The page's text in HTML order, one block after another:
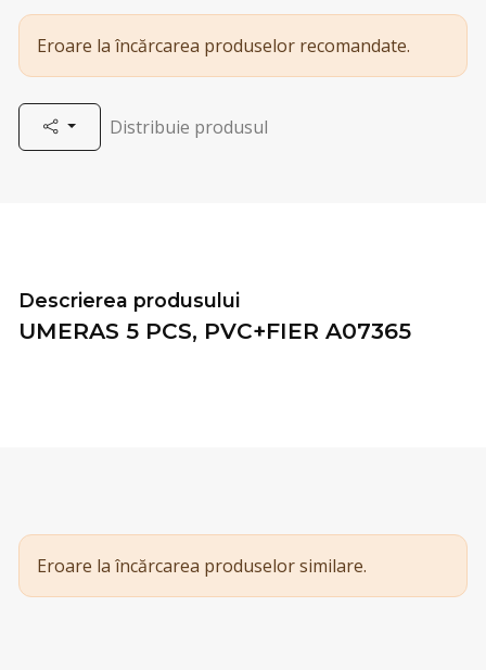
Eroare la încărcarea produselor recomandate.
Distribuie produsul
Descrierea produsului
UMERAS 5 PCS, PVC+FIER A07365
Eroare la încărcarea produselor similare.